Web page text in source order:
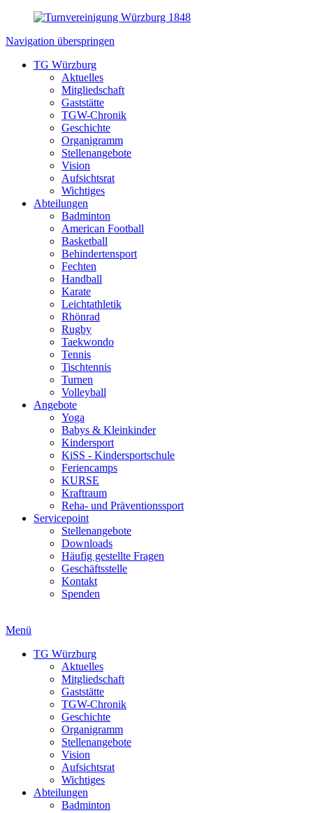
Navigation überspringen
TG Würzburg
Aktuelles
Mitgliedschaft
Gaststätte
TGW-Chronik
Geschichte
Organigramm
Stellenangebote
Vision
Aufsichtsrat
Wichtiges
Abteilungen
Badminton
American Football
Basketball
Behindertensport
Fechten
Handball
Karate
Leichtathletik
Rhönrad
Rugby
Taekwondo
Tennis
Tischtennis
Turnen
Volleyball
Angebote
Yoga
Babys & Kleinkinder
Kindersport
KiSS - Kindersportschule
Feriencamps
KURSE
Kraftraum
Reha- und Präventionssport
Servicepoint
Stellenangebote
Downloads
Häufig gestellte Fragen
Geschäftsstelle
Kontakt
Spenden
Menü
TG Würzburg
Aktuelles
Mitgliedschaft
Gaststätte
TGW-Chronik
Geschichte
Organigramm
Stellenangebote
Vision
Aufsichtsrat
Wichtiges
Abteilungen
Badminton